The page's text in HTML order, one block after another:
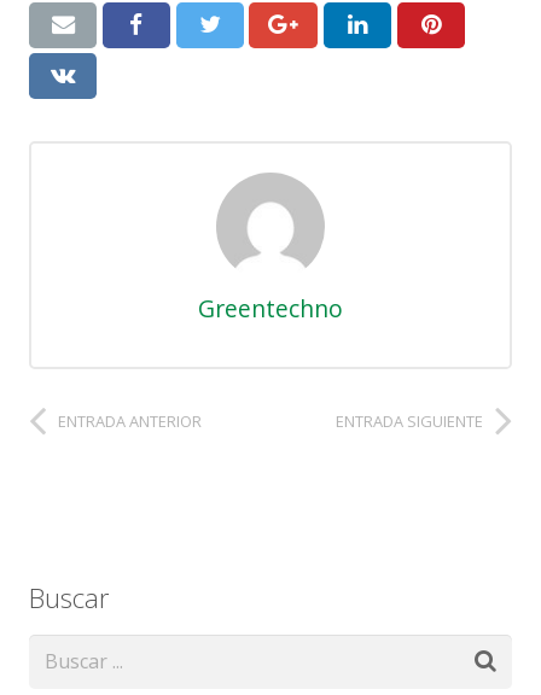
Greentechno
ENTRADA ANTERIOR ENTRADA SIGUIENTE
Buscar